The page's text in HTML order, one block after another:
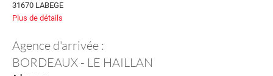
31670 LABEGE
Plus de détails
Agence d'arrivée :
BORDEAUX - LE HAILLAN